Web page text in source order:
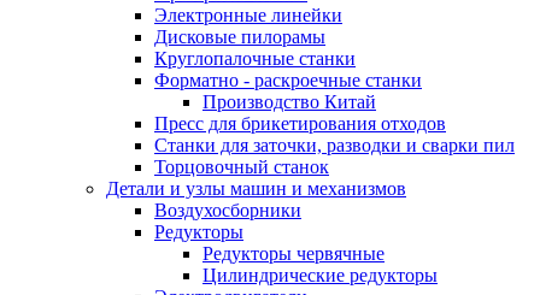
Электронные линейки
Дисковые пилорамы
Круглопалочные станки
Форматно - раскроечные станки
Производство Китай
Пресс для брикетирования отходов
Станки для заточки, разводки и сварки пил
Торцовочный станок
Детали и узлы машин и механизмов
Воздухосборники
Редукторы
Редукторы червячные
Цилиндрические редукторы